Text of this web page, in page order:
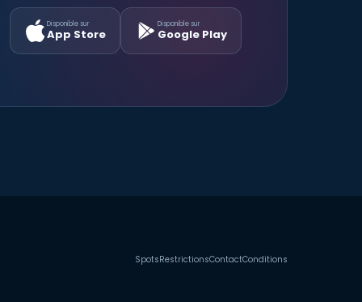
Disponible sur
App Store
Disponible sur
Google Play
SpotsRestrictionsContactConditions